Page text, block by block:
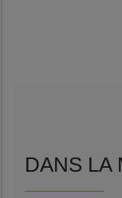
...
...
DANS LA